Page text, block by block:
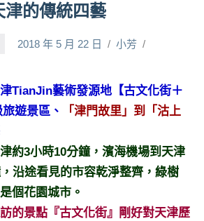
津的傳統四藝
2018 年 5 月 22 日
小芳
TianJin藝術發源地【古文化街＋
遊景區、
「津門故里」到「沽上
約3小時10分鐘，濱海機場到天津
沿途看見的市容乾淨整齊，綠樹
個花園城市。
的景點『古文化街』剛好對天津歷